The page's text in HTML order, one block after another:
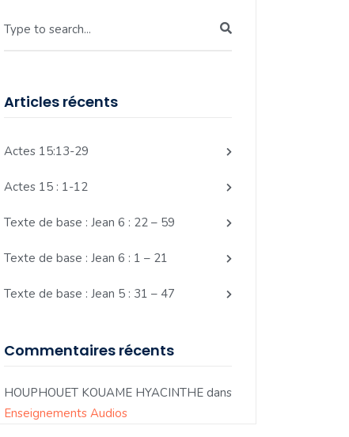
Type to search...
Articles récents
Actes 15:13-29
Actes 15 : 1-12
Texte de base : Jean 6 : 22 – 59
Texte de base : Jean 6 : 1 – 21
Texte de base : Jean 5 : 31 – 47
Commentaires récents
HOUPHOUET KOUAME HYACINTHE dans
Enseignements Audios